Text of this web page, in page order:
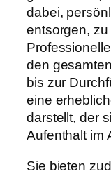
dabei,
entsorgen,
den
bis zur
eine
darstellt, der
Aufenthalt im
Sie bieten